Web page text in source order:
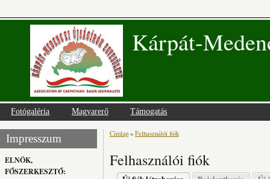
Kárpát-
Fotógaléria Magyarerő Támogatás
Impresszum
ELNÖK,
FŐSZERKESZTŐ:
Jelenlegi hely
Címlap » Felhasználói fiók
Felhasználói fiók